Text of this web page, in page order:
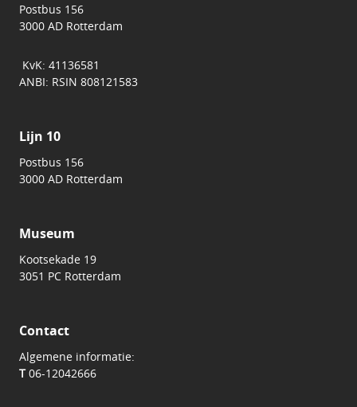
Postbus 156
3000 AD Rotterdam
KvK: 41136581
ANBI: RSIN 808121583
Lijn 10
Postbus 156
3000 AD Rotterdam
Museum
Kootsekade 19
3051 PC Rotterdam
Contact
Algemene informatie:
T06-12042666